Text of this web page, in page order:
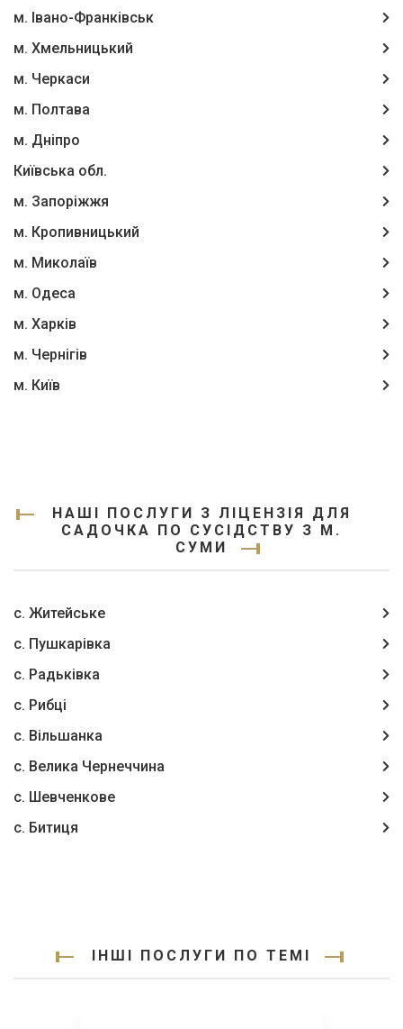
м. Івано-Франківськ
м. Хмельницький
м. Черкаси
м. Полтава
м. Дніпро
Київська обл.
м. Запоріжжя
м. Кропивницький
м. Миколаїв
м. Одеса
м. Харків
м. Чернігів
м. Київ
НАШІ ПОСЛУГИ З ЛІЦЕНЗІЯ ДЛЯ
САДОЧКА ПО СУСІДСТВУ З М.
СУМИ
с. Житейське
с. Пушкарівка
с. Радьківка
с. Рибці
с. Вільшанка
с. Велика Чернеччина
с. Шевченкове
с. Битиця
ІНШІ ПОСЛУГИ ПО ТЕМІ